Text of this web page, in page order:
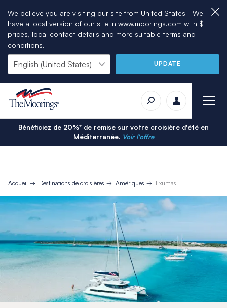
We believe you are visiting our site from United States - We
have a local version of our site in www.moorings.com with $
prices, local contact details and more suitable terms and
conditions.
UPDATE
Bénéficiez de 20%* de remise sur votre croisière d'été en
Méditerranée. Voir l'offre
Accueil Destinations de croisières Amériques Exumas